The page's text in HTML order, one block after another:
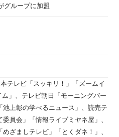
グループに加盟
テレビ「スッキリ！」「ズームイ
ム」、テレビ朝日「モーニングバー
池上彰の学べるニュース」、読売テ
員会」「情報ライブミヤネ屋」、
ざましテレビ」「とくダネ！」、